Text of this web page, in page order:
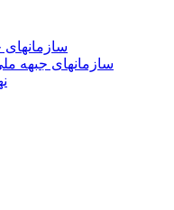
-
- سازمانهای جبهه